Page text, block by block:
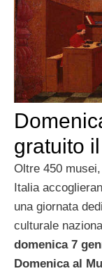
gratuito
Oltre 450
Italia
una giornata
culturale
domenica 7
Domenica al